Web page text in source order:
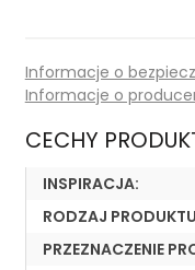
Informacje o
Informacje o
CECHY
INSPIRACJA:
RODZAJ
PRZEZNACZENIE